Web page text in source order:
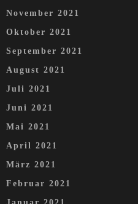
November 2021
Oktober 2021
September 2021
August 2021
Juli 2021
Juni 2021
Mai 2021
April 2021
März 2021
Februar 2021